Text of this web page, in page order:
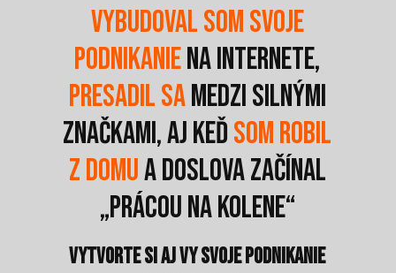
Vybudoval som svoje
podnikaniena internete,
presadil samedzi silnými
značkami, aj keďsom robil
z domua doslova začínal
„prácou na kolene“
Vytvorte si aj vy svoje podnikanie